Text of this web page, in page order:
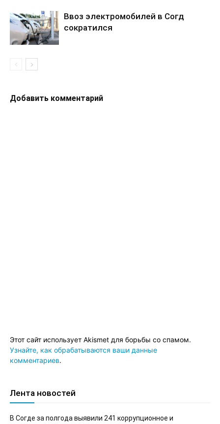
Ввоз электромобилей в Согд
сократился
Добавить комментарий
Этот сайт использует Akismet для борьбы со спамом.
Узнайте, как обрабатываются ваши данные
комментариев.
Лента новостей
В Согде за полгода выявили 241 коррупционное и